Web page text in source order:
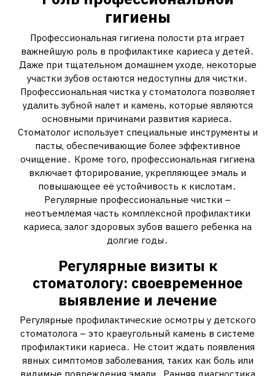
гигиены
Профессиональная гигиена полости рта играет
важнейшую роль в профилактике кариеса у детей․
Даже при тщательном домашнем уходе‚ некоторые
участки зубов остаются недоступны для чистки․
Профессиональная чистка у стоматолога позволяет
удалить зубной налет и камень‚ которые являются
основными причинами развития кариеса․
Стоматолог использует специальные инструменты и
пасты‚ обеспечивающие более эффективное
очищение․ Кроме того‚ профессиональная гигиена
включает фторирование‚ укрепляющее эмаль и
повышающее её устойчивость к кислотам․
Регулярные профессиональные чистки –
неотъемлемая часть комплексной профилактики
кариеса‚ залог здоровых зубов вашего ребенка на
долгие годы․
Регулярные визиты к
стоматологу: своевременное
выявление и лечение
Регулярные профилактические осмотры у детского
стоматолога – это краеугольный камень в системе
профилактики кариеса․ Не стоит ждать появления
явных симптомов заболевания‚ таких как боль или